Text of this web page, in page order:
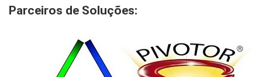
Parceiros de Soluções: